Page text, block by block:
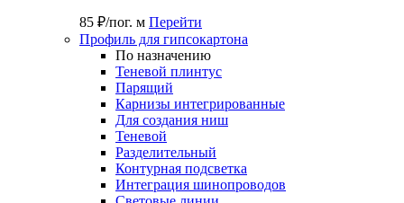
85 ₽/пог. м Перейти
Профиль для гипсокартона
По назначению
Теневой плинтус
Парящий
Карнизы интегрированные
Для создания ниш
Теневой
Разделительный
Контурная подсветка
Интеграция шинопроводов